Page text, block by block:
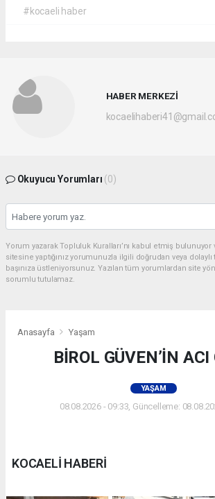
#kocaeli haber
HABER MERKEZİ
Okuyucu Yorumları (0)
Yorum yazarak Topluluk Kuralları’nı kabul etmiş
sitesine yaptığınız yorumunuzla ilgili doğrudan veya
başınıza üstleniyorsunuz. Yazılan tüm yorumlardan site
sorumlu tutulamaz.
Anasayfa Yaşam
BİROL GÜVEN’İN ACI
YAŞAM
08.08.2026 - 09:33, Güncelleme:
KOCAELİ HABERİ